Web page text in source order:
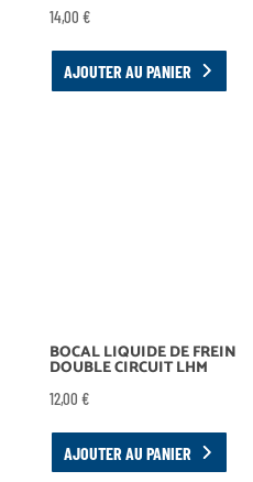
14,00 €
AJOUTER AU PANIER
BOCAL LIQUIDE DE FREIN
DOUBLE CIRCUIT LHM
12,00 €
AJOUTER AU PANIER